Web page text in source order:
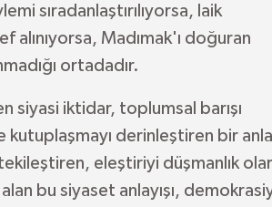
sıradanlaştırılıyorsa, laik
Madımak'ı doğuran
ortadadır.
siyasi iktidar, toplumsal barışı
derinleştiren bir
eleştiriyi düşmanlık
bu siyaset anlayışı,